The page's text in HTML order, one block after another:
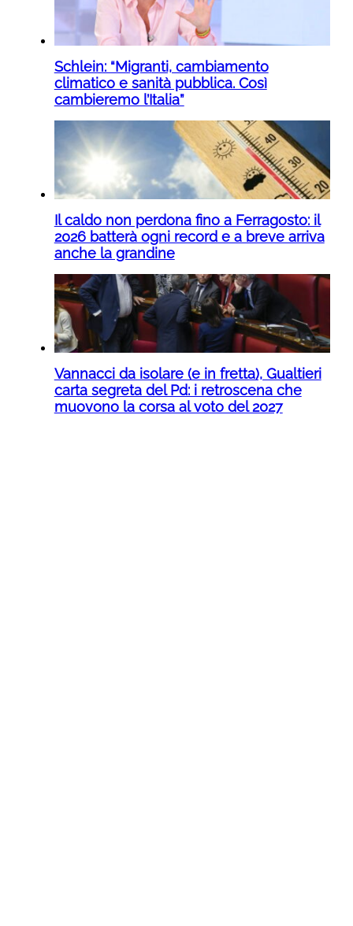
Schlein: “Migranti, cambiamento
climatico e sanità pubblica. Così
cambieremo l’Italia”
Il caldo non perdona fino a Ferragosto: il
2026 batterà ogni record e a breve arriva
anche la grandine
Vannacci da isolare (e in fretta), Gualtieri
carta segreta del Pd: i retroscena che
muovono la corsa al voto del 2027